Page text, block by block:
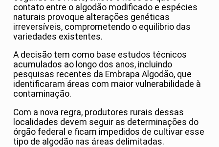
contato entre o algodão modificado e espécies
naturais provoque alterações genéticas
irreversíveis, comprometendo o equilíbrio das
variedades existentes.
A decisão tem como base estudos técnicos
acumulados ao longo dos anos, incluindo
pesquisas recentes da Embrapa Algodão, que
identificaram áreas com maior vulnerabilidade à
contaminação.
Com a nova regra, produtores rurais dessas
localidades devem seguir as determinações do
órgão federal e ficam impedidos de cultivar esse
tipo de algodão nas áreas delimitadas.